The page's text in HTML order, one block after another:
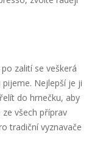
zalití se veškerá
Nejlepší je ji
do hrnečku, aby
všech příprav
tradiční vyznavače